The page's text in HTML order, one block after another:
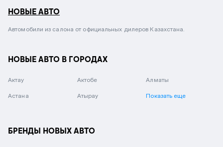
НОВЫЕ АВТО
Автомобили из салона от официальных дилеров Казахстана.
НОВЫЕ АВТО В ГОРОДАХ
Актау Актобе Алматы
Астана Атырау Показать еще
БРЕНДЫ НОВЫХ АВТО